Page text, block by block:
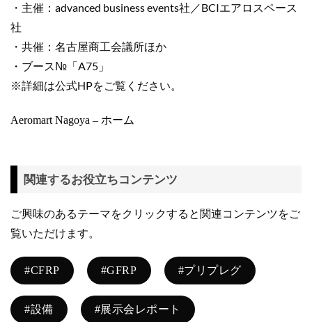
・主催：advanced business events社／BCIエアロスペース
社
・共催：名古屋商工会議所ほか
・ブース№「A75」
※詳細は公式HPをご覧ください。
Aeromart Nagoya – ホーム
関連するお役立ちコンテンツ
ご興味のあるテーマをクリックすると関連コンテンツをご
覧いただけます。
#CFRP #GFRP #プリプレグ
#設備 #展示会レポート